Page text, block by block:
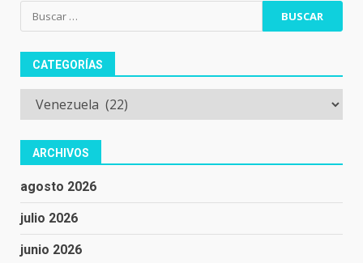
Buscar:
CATEGORÍAS
Categorías
ARCHIVOS
agosto 2026
julio 2026
junio 2026